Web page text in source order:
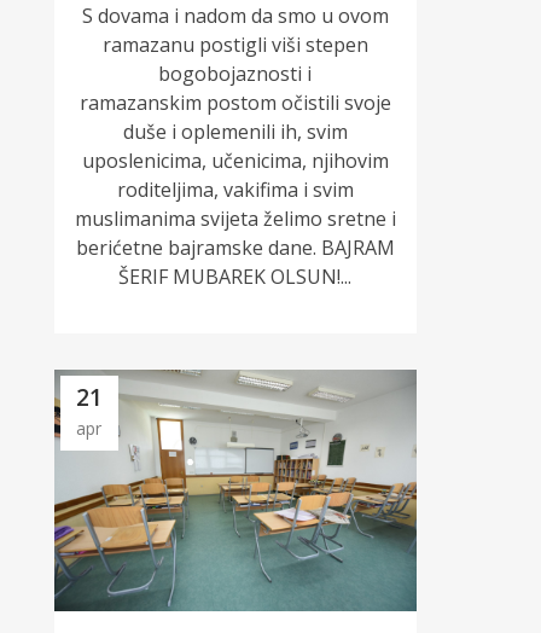
S dovama i nadom da smo u ovom
ramazanu postigli viši stepen
bogobojaznosti i
ramazanskim postom očistili svoje
duše i oplemenili ih, svim
uposlenicima, učenicima, njihovim
roditeljima, vakifima i svim
muslimanima svijeta želimo sretne i
berićetne bajramske dane. BAJRAM
ŠERIF MUBAREK OLSUN!...
21
apr